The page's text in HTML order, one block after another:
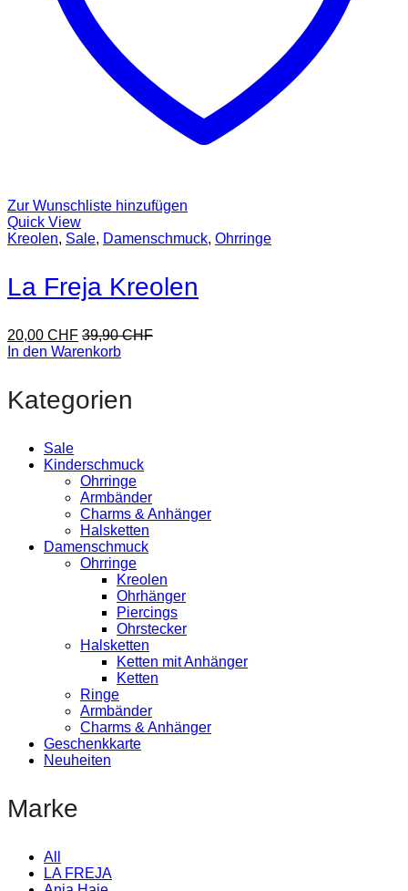
Zur Wunschliste hinzufügen
Quick View
Kreolen, Sale, Damenschmuck, Ohrringe
La Freja Kreolen
20,00 CHF 39,90CHF
In den Warenkorb
Kategorien
Sale
Kinderschmuck
Ohrringe
Armbänder
Charms & Anhänger
Halsketten
Damenschmuck
Ohrringe
Kreolen
Ohrhänger
Piercings
Ohrstecker
Halsketten
Ketten mit Anhänger
Ketten
Ringe
Armbänder
Charms & Anhänger
Geschenkkarte
Neuheiten
Marke
All
LA FREJA